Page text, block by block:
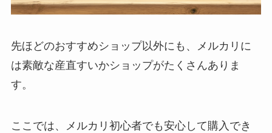
先ほどのおすすめショップ以外にも、メルカリに
は素敵な産直すいかショップがたくさんありま
す。
ここでは、メルカリ初心者でも安心して購入でき